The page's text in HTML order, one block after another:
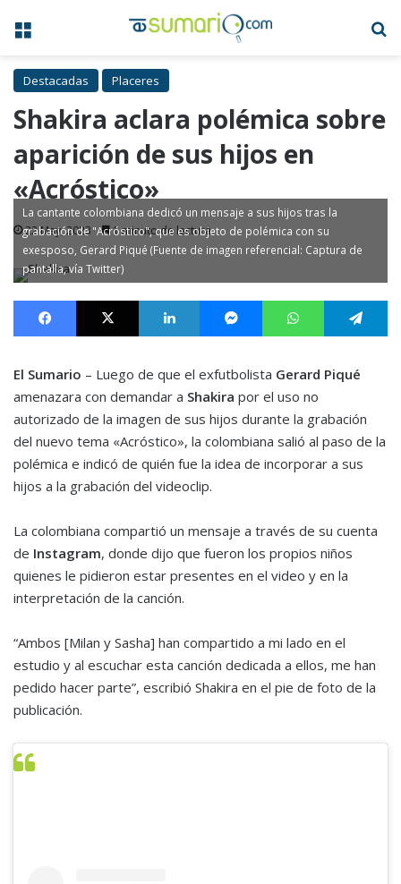
Menú
Destacadas Placeres
Shakira aclara polémica sobre
aparición de sus hijos en
«Acróstico»
22 May, 2023 1 minuto de lectura
La cantante colombiana dedicó un mensaje a sus hijos tras la
grabación de "Acróstico", que es objeto de polémica con su
exesposo, Gerard Piqué (Fuente de imagen referencial: Captura de
pantalla, vía Twitter)
Facebook X LinkedIn MessengerWhatsApp
El Sumario – Luego de que el exfutbolista Gerard Piqué
amenazara con demandar a Shakira por el uso no
autorizado de la imagen de sus hijos durante la grabación
del nuevo tema «Acróstico», la colombiana salió al paso de la
polémica e indicó de quién fue la idea de incorporar a sus
hijos a la grabación del videoclip.
La colombiana compartió un mensaje a través de su cuenta
de Instagram, donde dijo que fueron los propios niños
quienes le pidieron estar presentes en el video y en la
interpretación de la canción.
“Ambos [Milan y Sasha] han compartido a mi lado en el
estudio y al escuchar esta canción dedicada a ellos, me han
pedido hacer parte”, escribió Shakira en el pie de foto de la
publicación.